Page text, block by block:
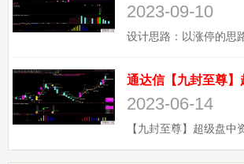
2023-09-10
2023-06-14